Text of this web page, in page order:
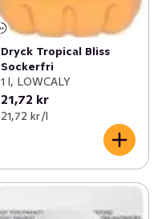
Dryck Tropical Bliss
Sockerfri
1 l, LOWCALY
21,72 kr
21,72 kr /l